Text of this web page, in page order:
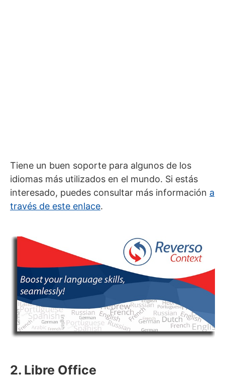
Tiene un buen soporte para algunos de los
idiomas más utilizados en el mundo. Si estás
interesado, puedes consultar más información a
través de este enlace.
2. Libre Office